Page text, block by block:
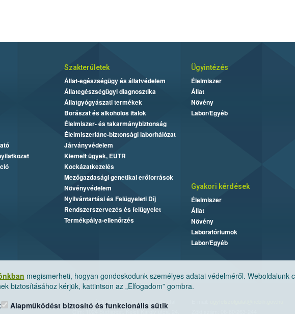
megismerheti, hogyan gondoskodunk személyes adatai védelméről. Weboldalunk
biztosításához kérjük, kattintson az „Elfogadom” gombra.
Alapműködést biztosító és funkcionális sütik
Szakterületek
Állat-egészségügy és állatvédelem
Állategészségügyi diagnosztika
Állatgyógyászati termékek
Borászat és alkoholos italok
Élelmiszer- és takarmánybiztonság
Élelmiszerlánc-biztonsági laborhálózat
Járványvédelem
Kiemelt ügyek, EUTR
Kockázatkezelés
Mezőgazdasági genetikai erőforrások
Növényvédelem
Nyilvántartási és Felügyeleti Díj
Rendszerszervezés és felügyelet
Termékpálya-ellenőrzés
Ügyintézés
Élelmiszer
Állat
Növény
Labor/Egyéb
Gyakori kérdések
Élelmiszer
Állat
Növény
Laboratóriumok
Labor/Egyéb
Nemzeti Élelmiszerlánc-biztonsági Hivatal